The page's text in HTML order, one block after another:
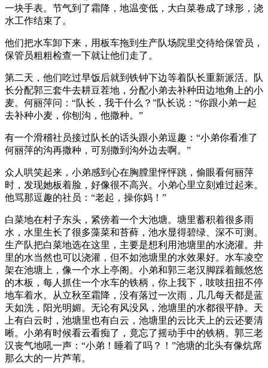
一块手表。节气到了霜降，地温变低，大白菜卷成了球形，浇
水工作结束了。
他们把水车卸下来，用板车拖到生产队场院里交待给保管员，
保管员粗粗检查一下就让他们走了。
第二天，他们吃过早饭后就到铁钟下边等着队长重新派活。队
长分配郭三套牛去耕豆茬地，分配小弟去补种田边地角上的小
麦。何丽萍问：“队长，我干什么？”队长说：“你跟小弟一起
去补种小麦，你刨沟，他撒种。”
有一个滑稽社员接过队长的话头跟小弟逗趣：“小弟你看准了
何丽萍的沟再撒种，可别撒到沟外边去啊。”
众人哄笑起来，小弟感到心在胸膛里怦怦跳，偷眼看何丽萍
时，发现她板着脸，好像很不高兴。小弟心里立刻难过起来。
他骂那逗趣的社员：“老起，操你妈！”
白菜地在村子东头，紧傍着一个大池塘。塘里蓄积着很多雨
水，水里生长了很多藻菜和苔藓，池水显得碧绿、深不可测。
生产队把白菜地选在这里，主要是想利用池塘里的水浇灌。井
里的水当然也可以浇灌，但不如池塘里的水效果好。水车凌空
架在池塘上，像一个水上亭阁。小弟和郭三老汉脚踩着颤悠悠
的木板，每人抓住一个水车的铁柄，你上我下，吱吱扭扭不停
地车着水。从立秋至霜降，没有落过一次雨，几几每天都是蓝
天如洗，阳光明媚。无论有风没风，池塘里的水都很平静。天
上有白云时，池塘里也有白云，池塘里的云比天上的云还要清
晰。小弟有时候看云看痴了，竟忘了摇动手中的铁柄。郭三老
汉丧气地吼一声：“小弟！睡着了吗？！”池塘的北头有像炕席
那么大的一片芦苇。